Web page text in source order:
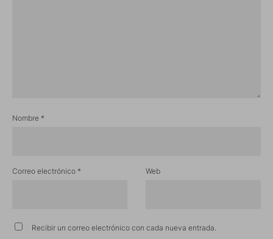
Nombre *
Correo electrónico * Web
Recibir un correo electrónico con cada nueva entrada.